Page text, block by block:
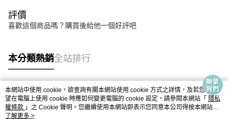
評價
喜歡這個商品嗎？購買後給他一個好評吧
本分類熱銷全站排行
熱門標籤
本網站中使用 cookie，欲查詢有關本網站使用 cookie 方式之詳情，及若您不希
望在電腦上使用 cookie 時應如何變更電腦的 cookie 設定，請參閱本網站「 隱私
權條款 」之 Cookie 聲明。您繼續使用本網站即表示您同意本公司得按本網站使
用條款之 Cookie 聲明使用 cookie。
了解更多 >